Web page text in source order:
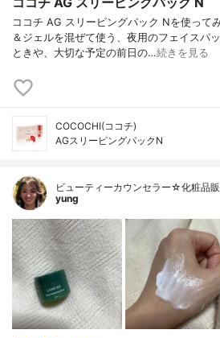
ココチ AG スリーピングパック Nを使って
＆ジェルを混ぜて使う、夜用のフェイスパ
ときや、大切な予定の前日の…続きを見る
COCOCHI(ココチ)
AGスリーピングパックN
ビューティーカウンセラー☆化粧品
yung